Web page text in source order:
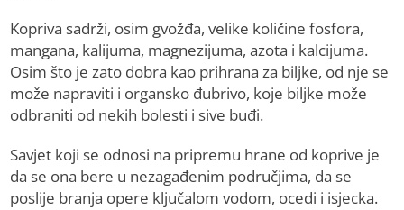
Kopriva sadrži, osim gvožđa, velike količine fosfora,
mangana, kalijuma, magnezijuma, azota i kalcijuma.
Osim što je zato dobra kao prihrana za biljke, od nje se
može napraviti i organsko đubrivo, koje biljke može
odbraniti od nekih bolesti i sive buđi.
Savjet koji se odnosi na pripremu hrane od koprive je
da se ona bere u nezagađenim područjima, da se
poslije branja opere ključalom vodom, ocedi i isjecka.